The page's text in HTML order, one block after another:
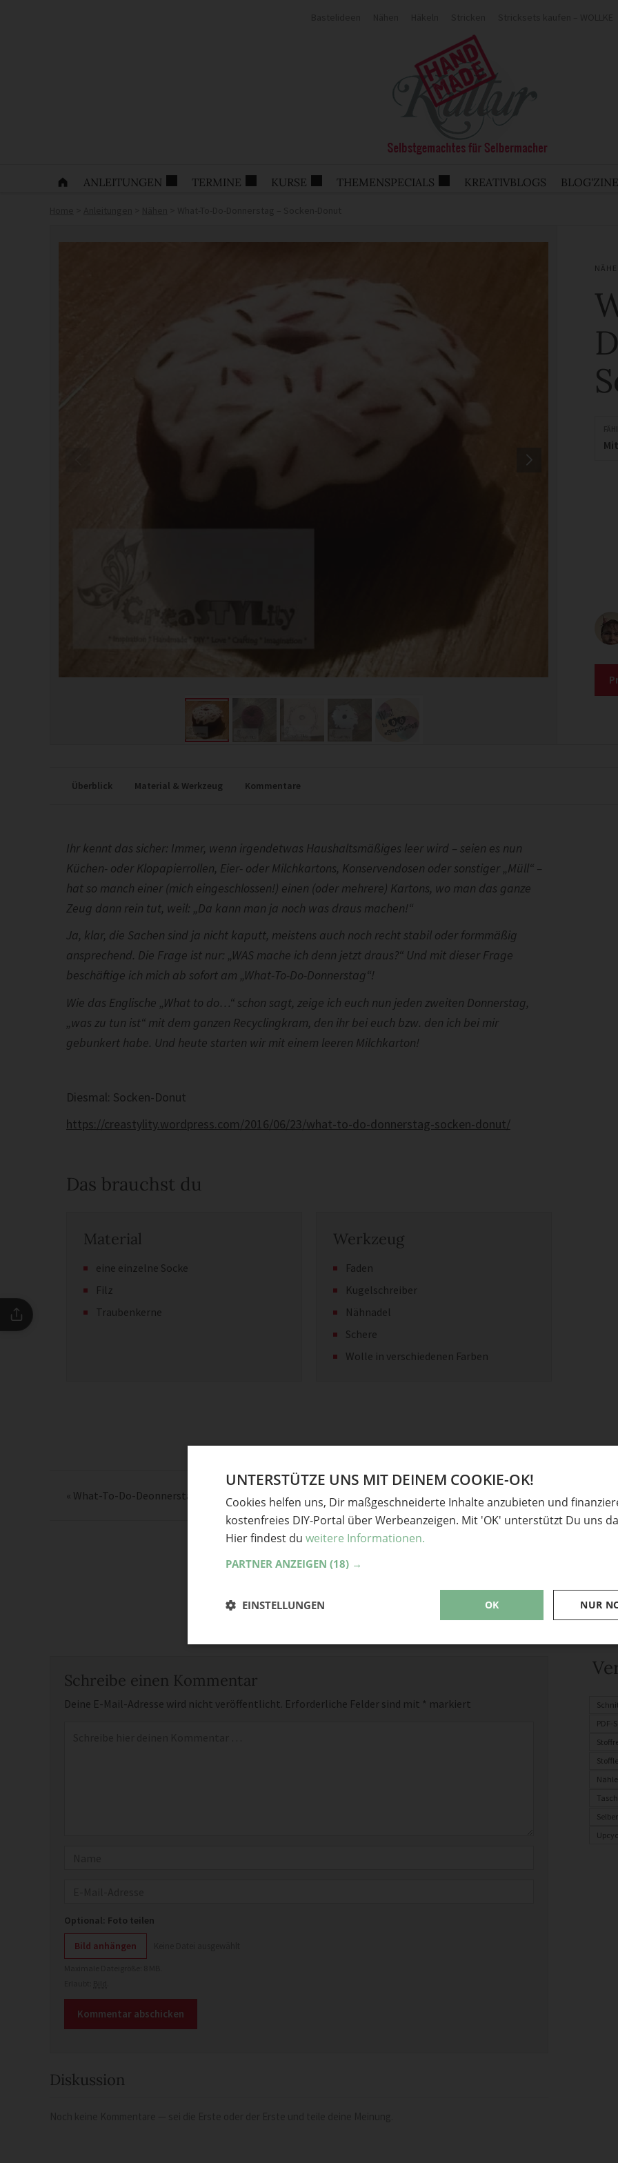
ANLEITUNGEN TERMINE KURSE THEMENSPECIALS KREATIVBLOGS BLOG'ZINE
Überblick Material & Werkzeug Kommentare
Ihr kennt das sicher: Immer, wenn irgendetwas Haushaltsmäßiges leer wird – seien es nun
Küchen- oder Klopapierrollen, Eier- oder Milchkartons, Konservendosen oder sonstiger „Müll“ –
hat so manch einer (mich eingeschlossen!) einen (oder mehrere) Kartons, wo man das ganze
Zeug dann rein tut, weil: „Da kann man ja noch was draus machen!“
Ja, klar, die Sachen sind ja nicht kaputt, meistens auch noch recht stabil oder formmäßig
ansprechend. Die Frage ist nur: „WAS mache ich denn jetzt draus?“ Und mit dieser Frage
beschäftige ich mich ab sofort am „What-To-Do-Donnerstag“!
Wie das Englische „What to do…“ schon sagt, zeige ich euch nun jeden zweiten Donnerstag,
„was zu tun ist“ mit dem ganzen Recyclingkram, den ihr bei euch bzw. den ich bei mir
gebunkert habe. Und heute starten wir mit einem leeren Milchkarton!
Diesmal: Socken-Donut
https://creastylity.wordpress.com/2016/06/23/what-to-do-donnerstag-socken-donut/
Das brauchst du
Material
eine einzelne Socke
Filz
Traubenkerne
Werkzeug
Faden
Kugelschreiber
Nähnadel
Schere
Wolle in verschiedenen Farben
« What-To-Do-Deonnerstag – Näh-Utensilo aus Konservendose
Schreibe einen Kommentar
Deine E-Mail-Adresse wird nicht veröffentlicht. Erforderliche Felder sind mit * markiert
Optional: Foto teilen
Bild anhängen
Diskussion
PDF-
UNTERSTÜTZE UNS MIT DEINEM COOKIE-OK!
Cookies helfen uns, Dir maßgeschneiderte Inhalte anzubieten und
kostenfreies DIY-Portal über Werbeanzeigen. Mit 'OK' unterstützt Du uns
Hier findest du weitere Informationen.
PARTNER ANZEIGEN (18) →
OK NUR
EINSTELLUNGEN